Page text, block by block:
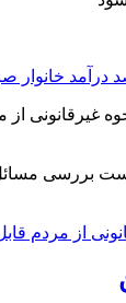
بررسی
از مردم